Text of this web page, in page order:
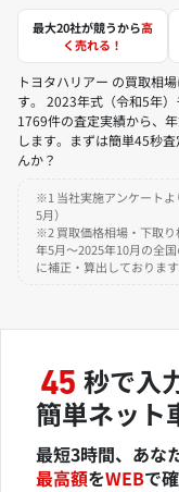
最大20社が競うから高
く売れる！
トヨタハリアー の買取相
す。 2023年式（令和5年
1769件の査定実績から、
します。まずは簡単45秒
んか？
※1 当社実施アンケートよ
5月）
※2 買取価格相場・下取
年5月～2025年10月の全
に補正・算出しております
45 秒で入
簡単ネット
最短3時間、あな
最高額をWEBで